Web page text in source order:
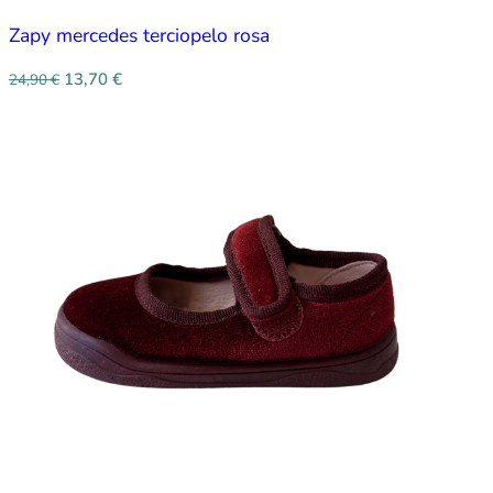
Zapy mercedes terciopelo rosa
24,90€ 13,70 €